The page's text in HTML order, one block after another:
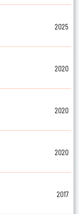
2025
2020
2020
2020
2017